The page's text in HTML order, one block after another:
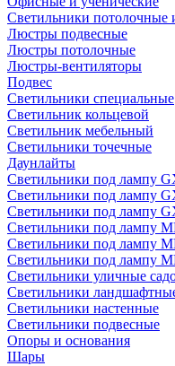
Светильники потолочные
Люстры подвесные
Люстры потолочные
Люстры-вентиляторы
Подвес
Светильники специальные
Светильник кольцевой
Светильник мебельный
Светильники точечные
Даунлайты
Светильники под лампу
Светильники под лампу
Светильники под лампу
Светильники под лампу
Светильники под лампу
Светильники под лампу
Светильники уличные
Светильники
Светильники настенные
Светильники подвесные
Опоры и основания
Шары